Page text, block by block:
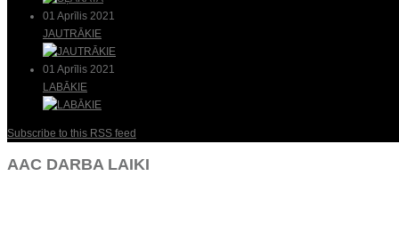
01 Aprīlis 2021
JAUTRĀKIE
01 Aprīlis 2021
LABĀKIE
Subscribe to this RSS feed
AAC DARBA LAIKI